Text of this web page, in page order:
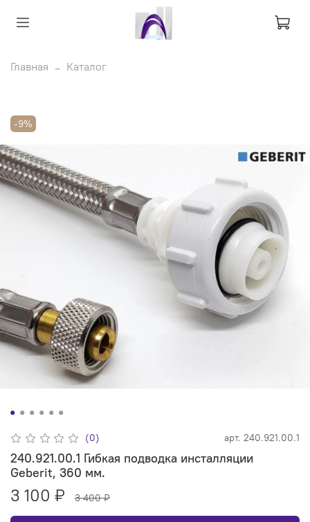
Главная Каталог
-9%
(0) арт. 240.921.00.1
240.921.00.1 Гибкая подводка инсталляции
Geberit, 360 мм.
3 100 ₽ 3 400 ₽